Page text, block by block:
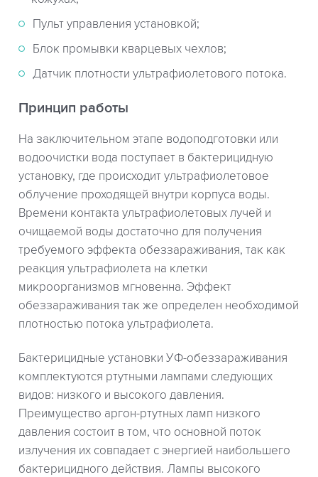
Пульт управления установкой;
Блок промывки кварцевых чехлов;
Датчик плотности ультрафиолетового потока.
Принцип работы
На заключительном этапе водоподготовки или
водоочистки вода поступает в бактерицидную
установку, где происходит ультрафиолетовое
облучение проходящей внутри корпуса воды.
Времени контакта ультрафиолетовых лучей и
очищаемой воды достаточно для получения
требуемого эффекта обеззараживания, так как
реакция ультрафиолета на клетки
микроорганизмов мгновенна. Эффект
обеззараживания так же определен необходимой
плотностью потока ультрафиолета.
Бактерицидные установки УФ-обеззараживания
комплектуются ртутными лампами следующих
видов: низкого и высокого давления.
Преимущество аргон-ртутных ламп низкого
давления состоит в том, что основной поток
излучения их совпадает с энергией наибольшего
бактерицидного действия. Лампы высокого